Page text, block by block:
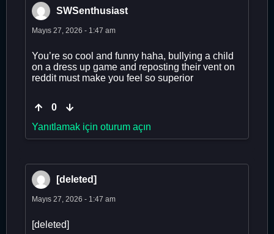
SWSenthusiast
Mayıs 27, 2026 - 1:47 am
You’re so cool and funny haha, bullying a child
on a dress up game and reposting their vent on
reddit must make you feel so superior
0
Yanıtlamak için oturum açın
[deleted]
Mayıs 27, 2026 - 1:47 am
[deleted]